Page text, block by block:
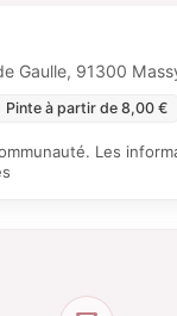
Gaulle, 91300
Pinte à partir de 8,00 €
Les